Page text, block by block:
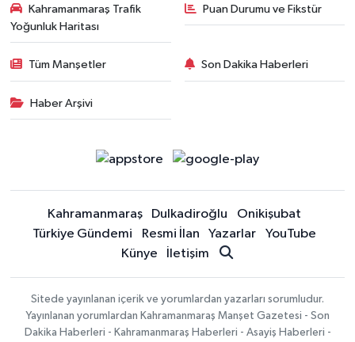
Kahramanmaraş Trafik
Yoğunluk Haritası
Puan Durumu ve Fikstür
Tüm Manşetler Son Dakika Haberleri
Haber Arşivi
Kahramanmaraş Dulkadiroğlu
Onikişubat
Türkiye Gündemi
Resmi İlan Yazarlar
YouTube
Künye
İletişim
Sitede yayınlanan içerik ve yorumlardan yazarları sorumludur.
Yayınlanan yorumlardan Kahramanmaraş Manşet Gazetesi - Son
Dakika Haberleri - Kahramanmaraş Haberleri - Asayiş Haberleri -